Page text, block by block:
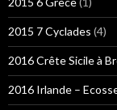
2015 7 Cyclades (4)
2016 Crête Sicile à
2016 Irlande –